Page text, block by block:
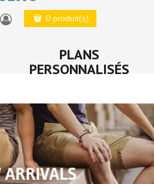
0 produit(s)
PLANS
PERSONNALISÉS